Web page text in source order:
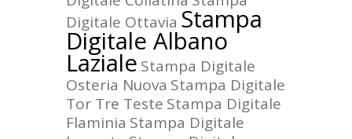
Digitale Ottavia Stampa
Digitale Albano
Laziale Stampa Digitale
Osteria Nuova Stampa Digitale
Tor Tre Teste Stampa Digitale
Flaminia Stampa Digitale